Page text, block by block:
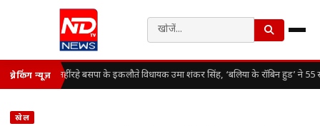
ब्रेकिंग न्यूज़ नहीं रहे बसपा के इकलौते विधायक उमा शंकर सिंह, ‘बलिया के रॉबिन हुड’ ने 55
खेल